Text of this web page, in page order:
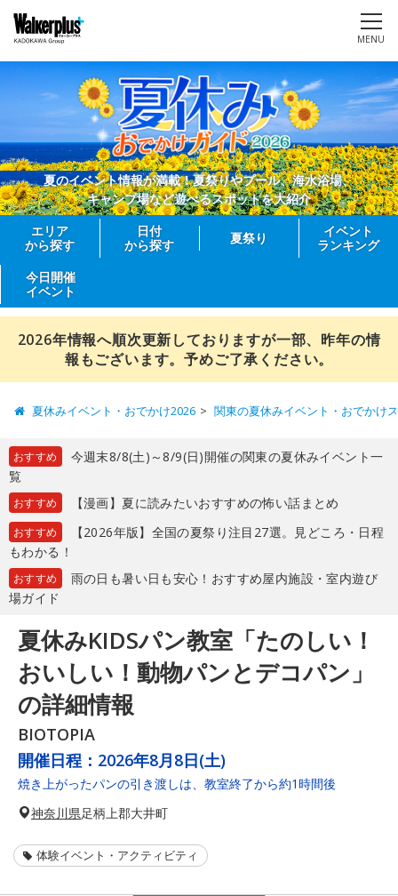
MENU
夏のイベント情報が満載！夏祭りやプール、海水浴場、
キャンプ場など遊べるスポットを大紹介
エリア
から探す
日付
から探す
夏祭り
イベント
ランキング
今日開催
イベント
2026年情報へ順次更新しておりますが一部、昨年の情
報もございます。予めご了承ください。
夏休みイベント・おでかけ2026 関東の夏休みイベント・おでかけ
おすすめ
今週末8/8(土)～8/9(日)開催の関東の夏休みイベント一
覧
おすすめ 【漫画】夏に読みたいおすすめの怖い話まとめ
おすすめ
【2026年版】全国の夏祭り注目27選。見どころ・日程
もわかる！
おすすめ
雨の日も暑い日も安心！おすすめ屋内施設・室内遊び
場ガイド
夏休みKIDSパン教室「たのしい！
おいしい！動物パンとデコパン」
の詳細情報
BIOTOPIA
開催日程： 2026年8月8日(土)
焼き上がったパンの引き渡しは、教室終了から約1時間後
神奈川県足柄上郡大井町
体験イベント・アクティビティ